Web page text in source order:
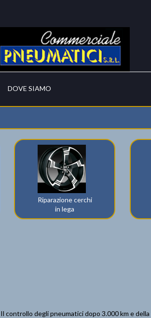
DOVE SIAMO
Riparazione cerchi
in lega
controllo degli pneumatici dopo 3.000 km e